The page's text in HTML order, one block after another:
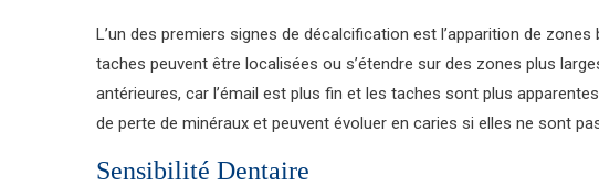
L’un des premiers signes de décalcification est l’apparition de
taches peuvent être localisées ou s’étendre sur des zones plus
antérieures, car l’émail est plus fin et les taches sont plus
de perte de minéraux et peuvent évoluer en caries si elles ne sont
Sensibilité Dentaire